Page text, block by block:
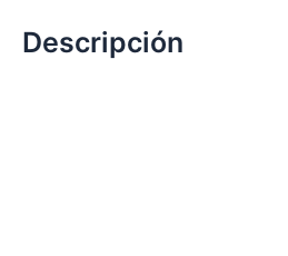
Descripción